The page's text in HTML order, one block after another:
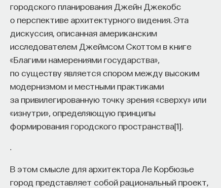
городского планирования Джейн Джекобс
о перспективе архитектурного видения. Эта
дискуссия, описанная американским
исследователем Джеймсом Скоттом в книге
«Благими намерениями государства»,
по существу является спором между высоким
модернизмом и местными практиками
за привилегированную точку зрения «сверху» или
«изнутри», определяющую принципы
формирования городского пространства[1].
В этом смысле для архитектора Ле Корбюзье
город представляет собой рациональный проект,